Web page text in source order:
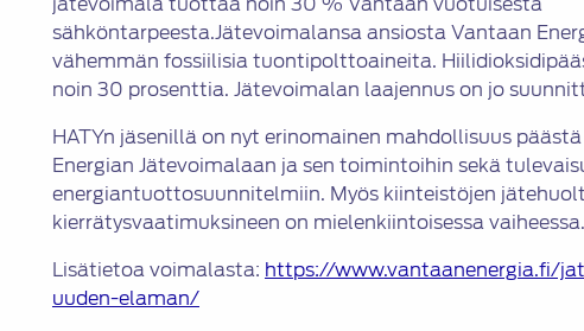
sähköntarpeesta.Jätevoimalansa ansiosta Vantaan
vähemmän fossiilisia tuontipolttoaineita.
noin 30 prosenttia. Jätevoimalan laajennus on jo
HATYn jäsenillä on nyt erinomainen mahdollisuus
Energian Jätevoimalaan ja sen toimintoihin sekä
energiantuottosuunnitelmiin. Myös kiinteistöjen
kierrätysvaatimuksineen on mielenkiintoisessa vaiheessa.
Lisätietoa voimalasta: https://www.vantaanenergia.fi/
uuden-elaman/